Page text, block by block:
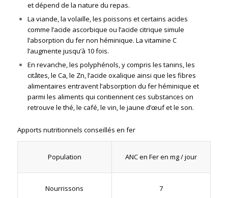
et dépend de la nature du repas.
La viande, la volaille, les poissons et certains acides
comme l’acide ascorbique ou l’acide citrique simule
l’absorption du fer non héminique. La vitamine C
l’augmente jusqu’à 10 fois.
En revanche, les polyphénols, y compris les tanins, les
citâtes, le Ca, le Zn, l’acide oxalique ainsi que les fibres
alimentaires entravent l’absorption du fer héminique et
parmi les aliments qui contiennent ces substances on
retrouve le thé, le café, le vin, le jaune d’œuf et le son.
Apports nutritionnels conseillés en fer
Population ANC en Fer en mg / jour
Nourrissons 7